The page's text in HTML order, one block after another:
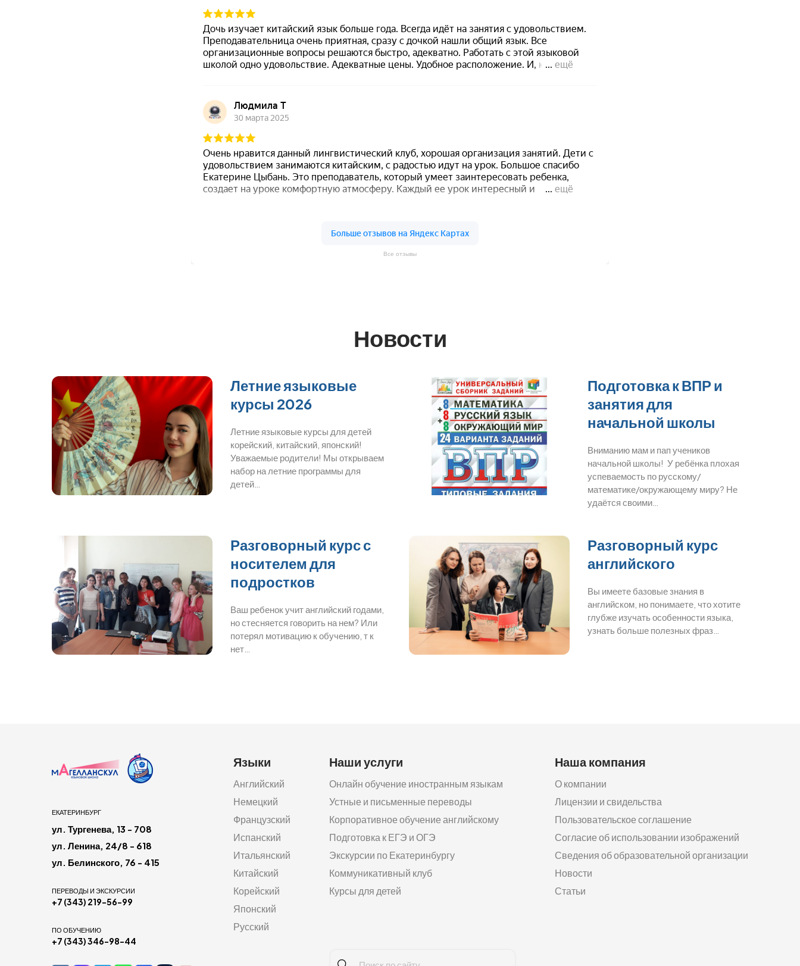
Все отзывы
Новости
Летние языковые
курсы 2026
Летние языковые курсы для детей
корейский, китайский, японский!
Уважаемые родители! Мы открываем
набор на летние программы для
детей…
Подготовка к ВПР и
занятия для
начальной школы
Вниманию мам и пап учеников
начальной школы! У ребёнка плохая
успеваемость по русскому/
математике/окружающему миру? Не
удаётся своими…
Разговорный курс с
носителем для
подростков
Ваш ребенок учит английский годами,
но стесняется говорить на нем? Или
потерял мотивацию к обучению, т к
нет…
Разговорный курс
английского
Вы имеете базовые знания в
английском, но понимаете, что хотите
глубже изучать особенности языка,
узнать больше полезных фраз…
ЕКАТЕРИНБУРГ
ул. Тургенева, 13 - 708
ул. Ленина, 24/8 - 618
ул. Белинского, 76 - 415
ПЕРЕВОДЫ И ЭКСКУРСИИ
+7 (343) 219-56-99
ПО ОБУЧЕНИЮ
+7 (343) 346-98-44
Языки
Английский
Немецкий
Французский
Испанский
Итальянский
Китайский
Корейский
Японский
Русский
Наши услуги
Онлайн обучение иностранным языкам
Устные и письменные переводы
Корпоративное обучение английскому
Подготовка к ЕГЭ и ОГЭ
Экскурсии по Екатеринбургу
Коммуникативный клуб
Курсы для детей
Наша компания
О компании
Лицензии и свидельства
Пользовательское соглашение
Согласие об использовании изображений
Сведения об образовательной организации
Новости
Статьи